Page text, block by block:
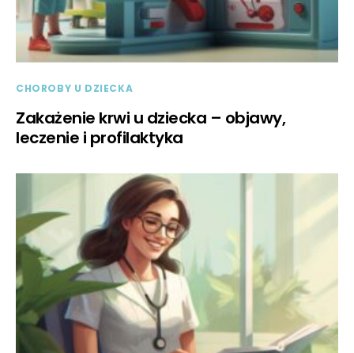
CHOROBY U DZIECKA
Zakażenie krwi u dziecka – objawy,
leczenie i profilaktyka